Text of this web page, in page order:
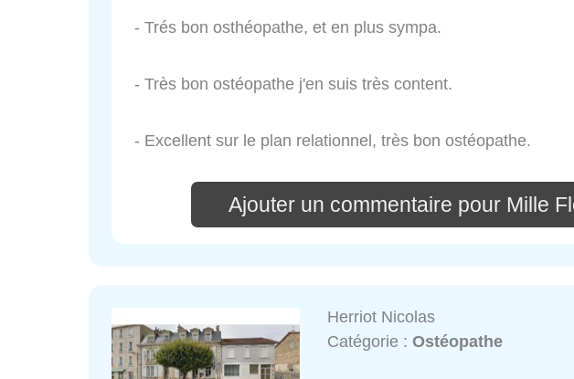
- Trés bon osthéopathe, et en plus sympa.
- Très bon ostéopathe j'en suis très content.
- Excellent sur le plan relationnel, très bon ostéopathe.
Ajouter un commentaire pour Mille
Herriot Nicolas
Catégorie :Ostéopathe